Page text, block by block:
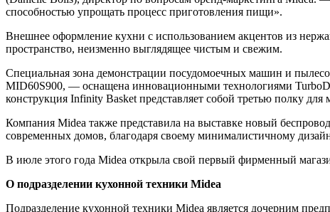
способностью упрощать процесс приготовления пищи».
Внешнее оформление кухни с использованием акцентов из
пространство, неизменно выглядящее чистым и свежим.
Специальная зона демонстрации посудомоечных машин и
MID60S900, — оснащена инновационными технологиями
конструкция Infinity Basket представляет собой третью полку
Компания Midea также представила на выставке новый
современных домов, благодаря своему минималистичному
В июле этого года Midea открыла свой первый фирменный
О подразделении кухонной техники Midea
Подразделение кухонной техники Midea является дочерним